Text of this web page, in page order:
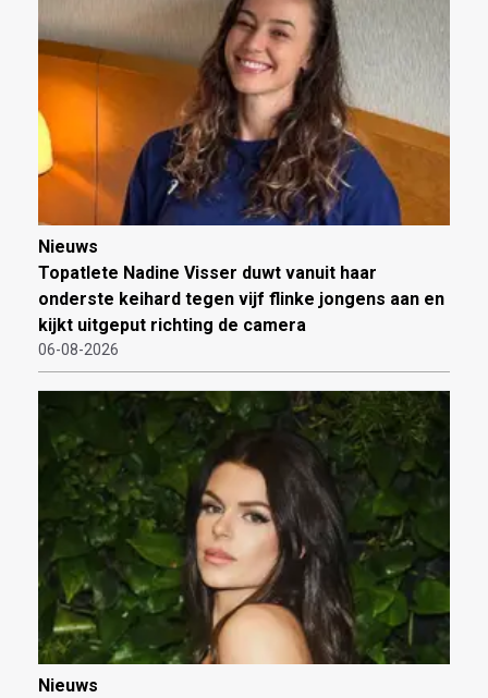
Nieuws
Topatlete Nadine Visser duwt vanuit haar
onderste keihard tegen vijf flinke jongens aan en
kijkt uitgeput richting de camera
06-08-2026
Nieuws